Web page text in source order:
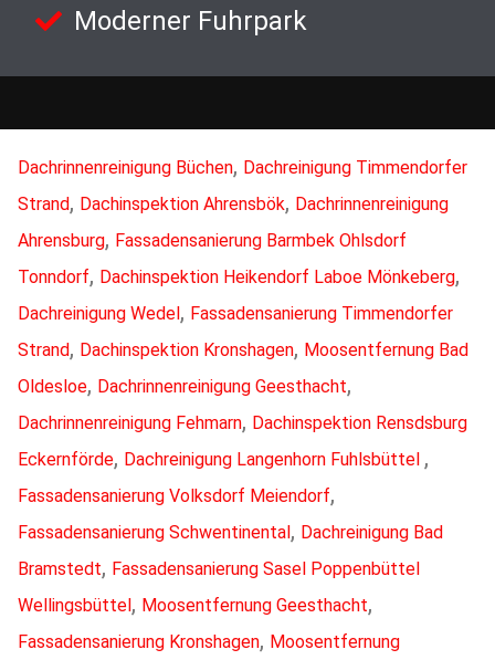
Moderner Fuhrpark
Dachrinnenreinigung Büchen, Dachreinigung Timmendorfer
Strand, Dachinspektion Ahrensbök, Dachrinnenreinigung
Ahrensburg, Fassadensanierung Barmbek Ohlsdorf
Tonndorf, Dachinspektion Heikendorf Laboe Mönkeberg,
Dachreinigung Wedel, Fassadensanierung Timmendorfer
Strand, Dachinspektion Kronshagen, Moosentfernung Bad
Oldesloe, Dachrinnenreinigung Geesthacht,
Dachrinnenreinigung Fehmarn, Dachinspektion Rensdsburg
Eckernförde, Dachreinigung Langenhorn Fuhlsbüttel ,
Fassadensanierung Volksdorf Meiendorf,
Fassadensanierung Schwentinental, Dachreinigung Bad
Bramstedt, Fassadensanierung Sasel Poppenbüttel
Wellingsbüttel, Moosentfernung Geesthacht,
Fassadensanierung Kronshagen, Moosentfernung